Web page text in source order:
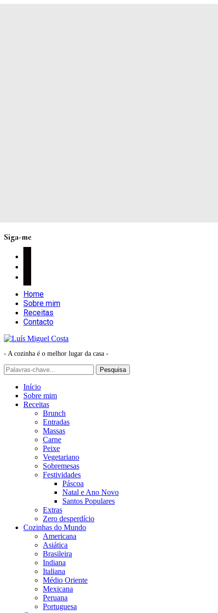
Siga-me
Home
Sobre mim
Receitas
Contacto
- A cozinha é o melhor lugar da casa -
Início
Sobre mim
Receitas
Brunch
Entradas
Massas
Carne
Peixe
Vegetariano
Sobremesas
Festividades
Páscoa
Natal e Ano Novo
Santos Populares
Extras
Zero desperdício
Cozinhas do Mundo
Americana
Asiática
Brasileira
Indiana
Italiana
Médio Oriente
Mexicana
Peruana
Portuguesa